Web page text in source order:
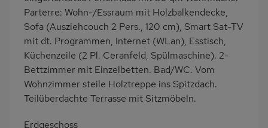
Parterre: Wohn-/Essraum mit Holzbalkendecke,
Sofa (Ausziehcouch 2 Pers., 120 cm), Smart Sat-TV
mit dt. Programmen, Internet (WLan), Esstisch,
Küchenzeile (2 Pl. Ceranfeld, Spülmaschine). 2-
Bettzimmer mit Einzelbetten. Bad/WC. Vom
Wohnzimmer steile Holztreppe ins Spitzdach.
Teilüberdachte Terrasse mit Sitzmöbeln.
Erdgeschoss